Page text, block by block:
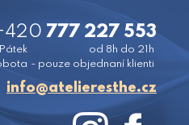
777 227 553
od 8h do 21h
- pouze objednaní klienti
zc.ehtsereileta@ofni